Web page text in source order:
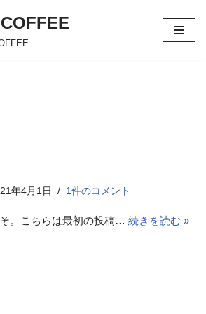
年4月1日 1件のコメント
。こちらは最初の投稿… 続きを読む »